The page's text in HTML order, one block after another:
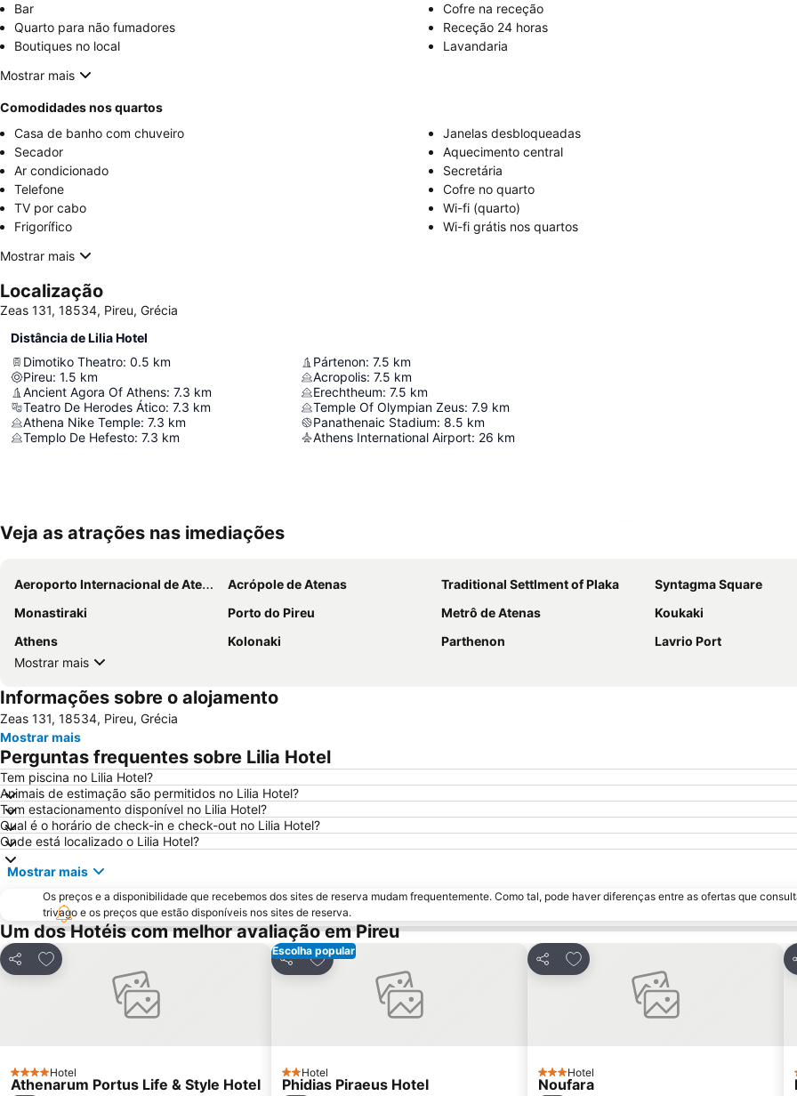
Bar
Cofre na receção
Quarto para não fumadores
Receção 24 horas
Boutiques no local
Lavandaria
Mostrar mais
Comodidades nos quartos
Casa de banho com chuveiro
Janelas desbloqueadas
Secador
Aquecimento central
Ar condicionado
Secretária
Telefone
Cofre no quarto
TV por cabo
Wi-fi (quarto)
Frigorífico
Wi-fi grátis nos quartos
Mostrar mais
Localização
Zeas 131, 18534, Pireu, Grécia
Distância de Lilia Hotel
Dimotiko Theatro: 0.5 km
Pireu: 1.5 km
Ancient Agora Of Athens: 7.3 km
Teatro De Herodes Ático: 7.3 km
Athena Nike Temple: 7.3 km
Templo De Hefesto: 7.3 km
Pártenon: 7.5 km
Acropolis: 7.5 km
Erechtheum: 7.5 km
Temple Of Olympian Zeus: 7.9 km
Panathenaic Stadium: 8.5 km
Athens International Airport: 26 km
Veja as atrações nas imediações
Aeroporto Internacional de Atenas Acrópole de Atenas Traditional Settlment of Plaka
Syntagma Square
Monastiraki
Porto do Pireu Metrô de Atenas
Koukaki
Athens
Kolonaki Parthenon
Lavrio Port
Mostrar mais
Informações sobre o alojamento
Zeas 131, 18534, Pireu, Grécia
Mostrar mais
Perguntas frequentes sobre Lilia Hotel
Tem piscina no Lilia Hotel?
Animais de estimação são permitidos no Lilia Hotel?
Tem estacionamento disponível no Lilia Hotel?
Qual é o horário de check-in e check-out no Lilia Hotel?
Onde está localizado o Lilia Hotel?
Mostrar mais
Os preços e a disponibilidade que recebemos dos sites de reserva mudam frequentemente. Como tal, pode haver diferenças entre as ofertas que
trivago e os preços que estão disponíveis nos sites de reserva.
Um dos Hotéis com melhor avaliação em Pireu
Partilhar
Adicionar aos favoritos
4 Estrelas
Hotel
Athenarum Portus Life & Style Hotel
Escolha popular
Partilhar
Adicionar aos favoritos
2 Estrelas
Hotel
Phidias Piraeus Hotel
Partilhar
Adicionar aos favoritos
3 Estrelas
Hotel
Noufara